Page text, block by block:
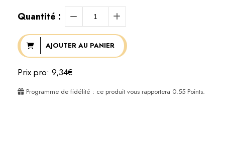
Quantité :
AJOUTER AU PANIER
Prix pro: 9,34€
Programme de fidélité : ce produit vous rapportera 0.55 Points.